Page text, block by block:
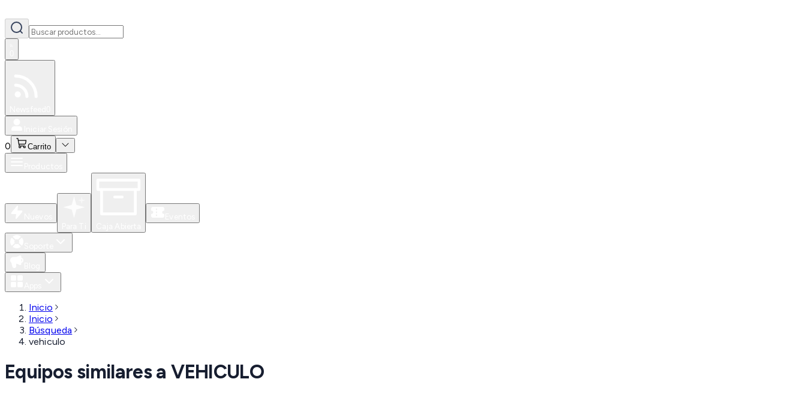
0 Carrito
Inicio
Inicio
Búsqueda
vehiculo
Equipos similares aVEHICULO